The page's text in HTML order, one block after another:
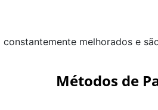
melhorados e
Métodos de